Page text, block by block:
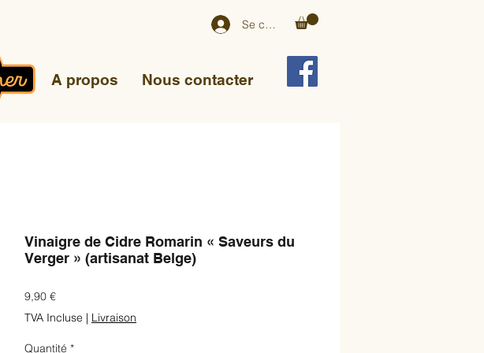
Se connecter
A propos Nous contacter
Vinaigre de Cidre Romarin « Saveurs du
Verger » (artisanat Belge)
9,90 €Prix
TVA Incluse | Livraison
Quantité *